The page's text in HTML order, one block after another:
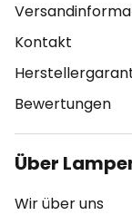
Kontakt
Bewertungen
Über
Wir über uns